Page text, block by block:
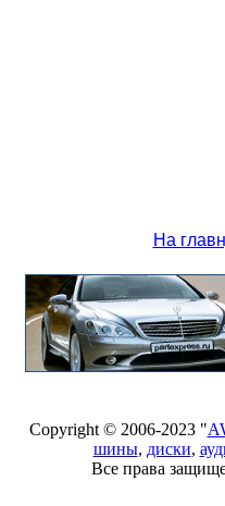
На
Copyright © 2006-2023 "
шины, диски,
Все права